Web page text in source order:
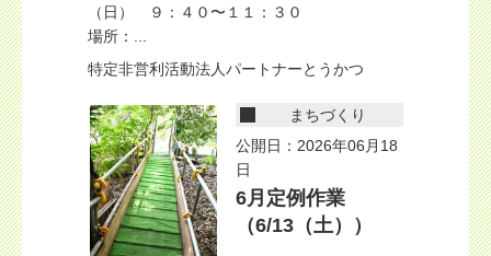
（日） ９：４０〜１１：３０
場所：...
特定非営利活動法人パートナーとうかつ
まちづくり
公開日：2026年06月18
日
6月定例作業
（6/13（土））